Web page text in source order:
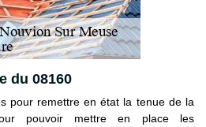
du 08160
pour remettre en état la tenue de la
pouvoir mettre en place les